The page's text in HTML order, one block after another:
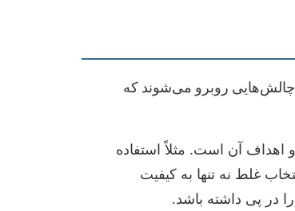
چالش‌هایی روبرو می‌شوند که
اهداف آن است. مثلاً استفاده
غلط نه تنها به کیفیت
را در پی داشته باشد.